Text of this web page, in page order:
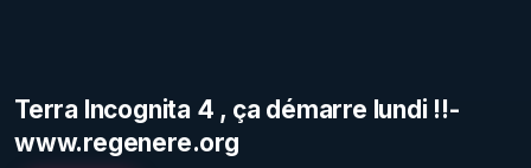
Terra Incognita 4 , ça démarre lundi !!-
www.regenere.org